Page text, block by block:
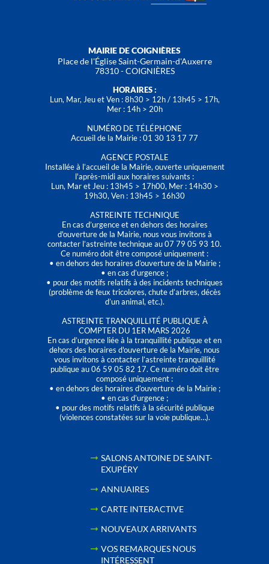
MAIRIE DE COIGNIÈRES
Place de l'Église Saint-Germain-d'Auxerre
78310 - COIGNIÈRES
HORAIRES :
Lun, Mar, Jeu et Ven : 8h30 > 12h / 13h45 > 17h,
Mer : 14h > 20h
NUMÉRO DE TÉLÉPHONE
Accueil de la Mairie : 01 30 13 17 77
AGENCE POSTALE
Installée à l’accueil de la Mairie, ouverte uniquement
l'après-midi aux horaires suivants :
Lun, Mar et Jeu : 13h45 > 17h00, Mer : 14h30 >
19h30, Ven : 13h45 > 16h30
ASTREINTE TECHNIQUE
En cas d’urgence et en dehors des horaires
d'ouverture de la Mairie, nous vous invitons à
contacter l’astreinte technique au 07 79 05 93 10.
Ce numéro doit être composé uniquement :
• en dehors des horaires d’ouverture de la Mairie ;
• en cas d’urgence ;
• pour des motifs relatifs à des incidents techniques
(problème de feux tricolores, chute d’arbres, décès
d’un animal, etc.).
ASTREINTE TRANQUILLITÉ PUBLIQUE À
COMPTER DU 1ER MARS 2026
En cas d’urgence liée à la tranquillité publique et en
dehors des horaires d'ouverture de la Mairie, nous
vous invitons à contacter l’astreinte tranquillité
publique au 06 59 05 82 17. Ce numéro doit être
composé uniquement :
• en dehors des horaires d’ouverture de la Mairie ;
• en cas d’urgence ;
• pour des motifs relatifs à la sécurité publique
(violences constatées sur la voie publique…).
SALONS ANTOINE DE SAINT-
EXUPÉRY
ANNUAIRES
CARTE INTERACTIVE
NOUVEAUX ARRIVANTS
VOS REMARQUES NOUS
INTÉRESSENT